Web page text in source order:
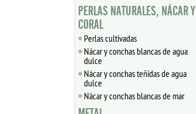
PERLAS NATURALES, NÁCAR Y
CORAL
Perlas cultivadas
Nácar y conchas blancas de agua
dulce
Nácar y conchas teñidas de agua
dulce
Nácar y conchas blancas de mar